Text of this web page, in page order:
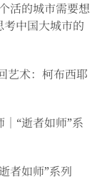
活的城市需要想
中国大城市的
术：柯布西耶
“逝者如师”系
者如师”系列